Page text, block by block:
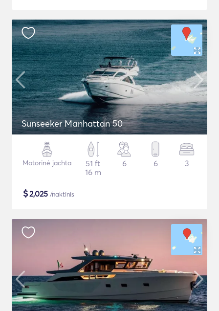
Sunseeker Manhattan 50
Motorinė jachta
51 ft
16 m
6 6 3
$2,025 /naktinis